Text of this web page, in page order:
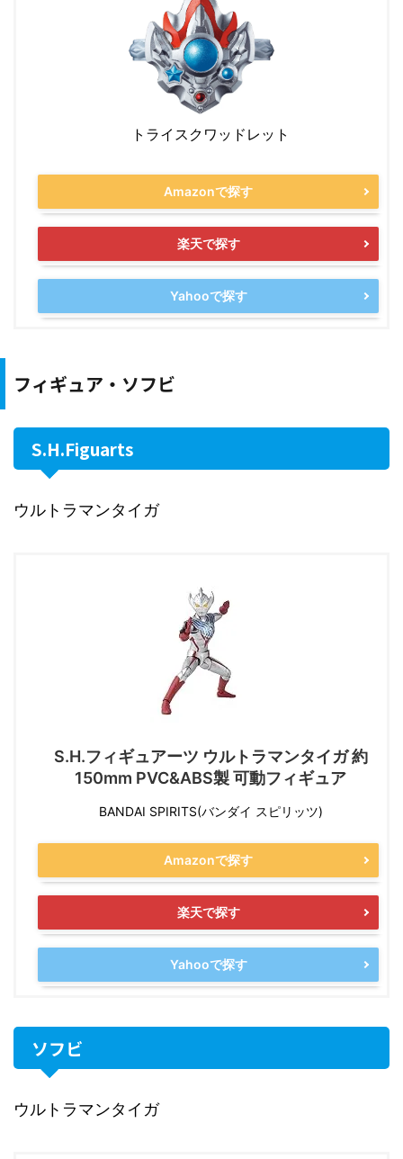
トライスクワッドレット
Amazonで探す
楽天で探す
Yahooで探す
フィギュア・ソフビ
S.H.Figuarts
ウルトラマンタイガ
S.H.フィギュアーツ ウルトラマンタイガ 約
150mm PVC&ABS製 可動フィギュア
BANDAI SPIRITS(バンダイ スピリッツ)
Amazonで探す
楽天で探す
Yahooで探す
ソフビ
ウルトラマンタイガ